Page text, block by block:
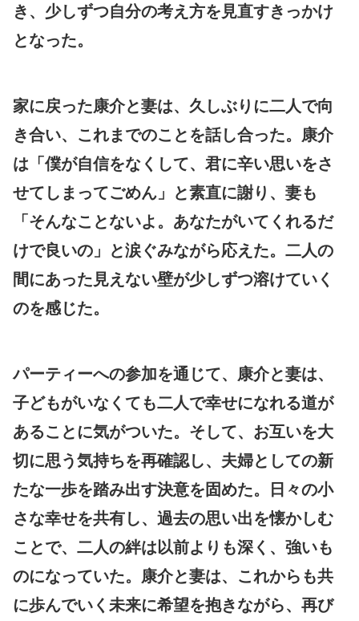
き、少しずつ自分の考え方を見直すきっかけ
となった。
家に戻った康介と妻は、久しぶりに二人で向
き合い、これまでのことを話し合った。康介
は「僕が自信をなくして、君に辛い思いをさ
せてしまってごめん」と素直に謝り、妻も
「そんなことないよ。あなたがいてくれるだ
けで良いの」と涙ぐみながら応えた。二人の
間にあった見えない壁が少しずつ溶けていく
のを感じた。
パーティーへの参加を通じて、康介と妻は、
子どもがいなくても二人で幸せになれる道が
あることに気がついた。そして、お互いを大
切に思う気持ちを再確認し、夫婦としての新
たな一歩を踏み出す決意を固めた。日々の小
さな幸せを共有し、過去の思い出を懐かしむ
ことで、二人の絆は以前よりも深く、強いも
のになっていた。康介と妻は、これからも共
に歩んでいく未来に希望を抱きながら、再び